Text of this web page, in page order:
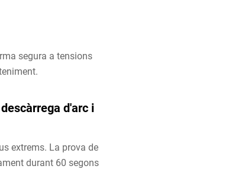
segura a tensions
d'arc i
extrems. La prova de
durant 60 segons